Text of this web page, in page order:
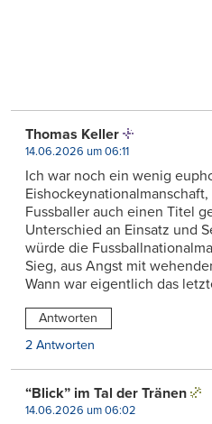
Thomas Keller
14.06.2026 um 06:11
Ich war noch ein wenig
Fussballer auch einen Titel
Unterschied an Einsatz und
würde die
Sieg, aus Angst mit
Wann war eigentlich das
Antworten
2 Antworten
“Blick” im Tal der Tränen
14.06.2026 um 06:02